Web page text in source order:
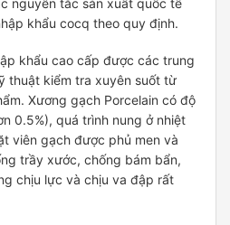
nguyên tắc sản xuất quốc tế
khẩu cocq theo quy định.
khẩu cao cấp được các trung
thuật kiểm tra xuyên suốt từ
Xương gạch Porcelain có độ
0.5%), quá trình nung ở nhiệt
viên gạch được phủ men và
trầy xước, chống bám bẩn,
chịu lực và chịu va đập rất